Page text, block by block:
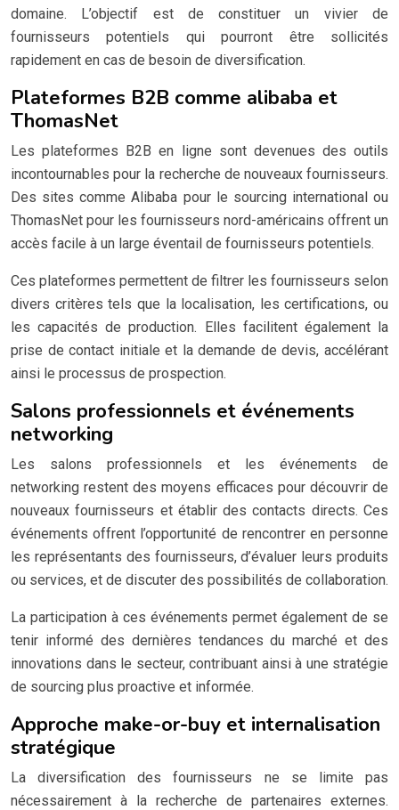
domaine. L’objectif est de constituer un vivier de
fournisseurs potentiels qui pourront être sollicités
rapidement en cas de besoin de diversification.
Plateformes B2B comme alibaba et
ThomasNet
Les plateformes B2B en ligne sont devenues des outils
incontournables pour la recherche de nouveaux fournisseurs.
Des sites comme Alibaba pour le sourcing international ou
ThomasNet pour les fournisseurs nord-américains offrent un
accès facile à un large éventail de fournisseurs potentiels.
Ces plateformes permettent de filtrer les fournisseurs selon
divers critères tels que la localisation, les certifications, ou
les capacités de production. Elles facilitent également la
prise de contact initiale et la demande de devis, accélérant
ainsi le processus de prospection.
Salons professionnels et événements
networking
Les salons professionnels et les événements de
networking restent des moyens efficaces pour découvrir de
nouveaux fournisseurs et établir des contacts directs. Ces
événements offrent l’opportunité de rencontrer en personne
les représentants des fournisseurs, d’évaluer leurs produits
ou services, et de discuter des possibilités de collaboration.
La participation à ces événements permet également de se
tenir informé des dernières tendances du marché et des
innovations dans le secteur, contribuant ainsi à une stratégie
de sourcing plus proactive et informée.
Approche make-or-buy et internalisation
stratégique
La diversification des fournisseurs ne se limite pas
nécessairement à la recherche de partenaires externes.